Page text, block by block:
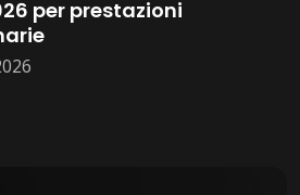
per prestazioni